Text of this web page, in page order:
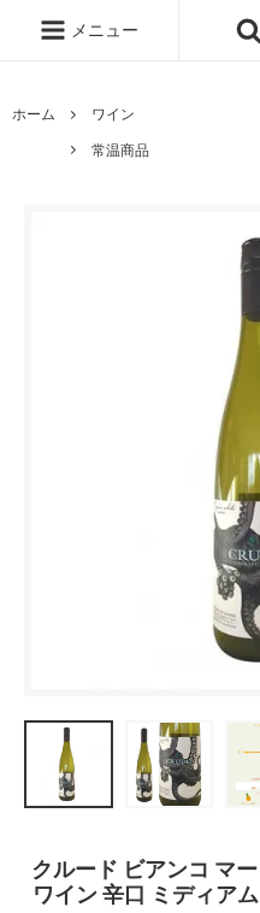
メニュー
ホーム
ワイン
常温商品
クルード ビアンコ マ
ワイン 辛口 ミディア